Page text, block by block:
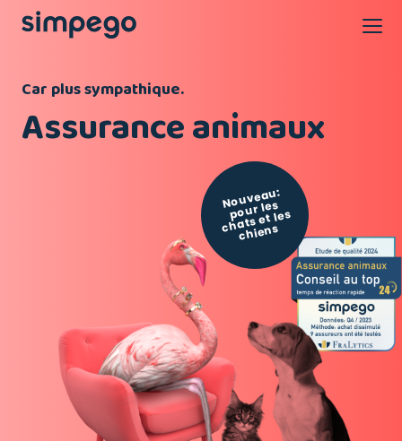
Car plus sympathique.
Assurance animaux
Nouveau:
pour les
chats et les
chiens